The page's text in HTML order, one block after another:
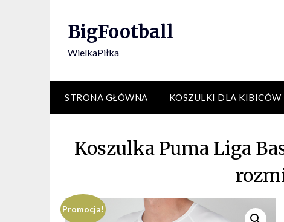
BigFootball
WielkaPiłka
STRONA GŁÓWNA KOSZULKI DLA KIBICÓW
Koszulka Puma Liga
Promocja!